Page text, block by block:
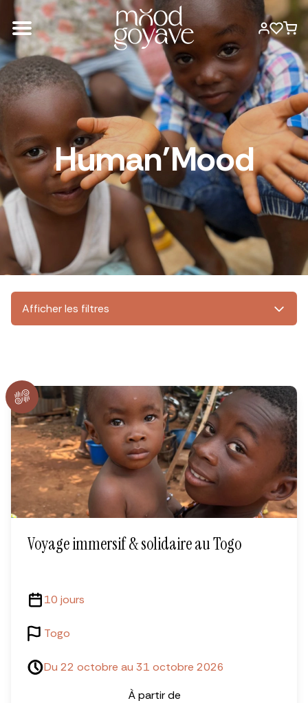
Human'Mood
Afficher les filtres
Voyage immersif & solidaire au Togo
10 jours
Togo
Du 22 octobre au 31 octobre 2026
À partir de